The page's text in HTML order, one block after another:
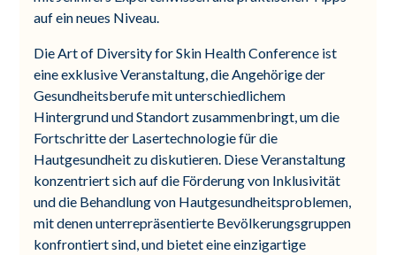
auf ein neues Niveau.
Die Art of Diversity for Skin Health Conference ist
eine exklusive Veranstaltung, die Angehörige der
Gesundheitsberufe mit unterschiedlichem
Hintergrund und Standort zusammenbringt, um die
Fortschritte der Lasertechnologie für die
Hautgesundheit zu diskutieren. Diese Veranstaltung
konzentriert sich auf die Förderung von Inklusivität
und die Behandlung von Hautgesundheitsproblemen,
mit denen unterrepräsentierte Bevölkerungsgruppen
konfrontiert sind, und bietet eine einzigartige